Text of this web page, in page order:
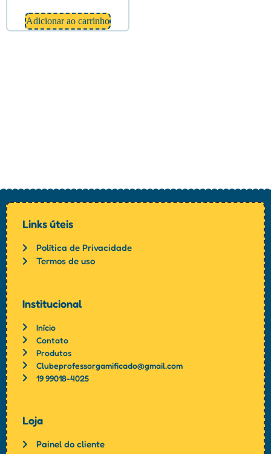
Adicionar ao carrinho
Links úteis
Política de Privacidade
Termos de uso
Institucional
Início
Contato
Produtos
Clubeprofessorgamificado@gmail.com
19 99018-4025
Loja
Painel do cliente